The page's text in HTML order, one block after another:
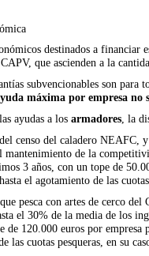
destinados a financiar
que ascienden a la
subvencionables son para
máxima por empresa no
ayudas a los armadores, la
censo del caladero NEAFC,
mantenimiento de la
3 años, con un tope de
el agotamiento de las
pesca con artes de cerco del
el 30% de la media de los
de 120.000 euros por empresa
las cuotas pesqueras, en su